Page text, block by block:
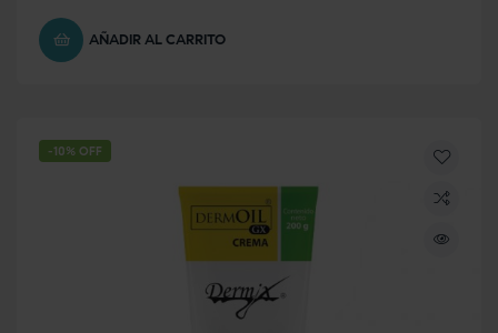
AÑADIR AL CARRITO
-10% OFF